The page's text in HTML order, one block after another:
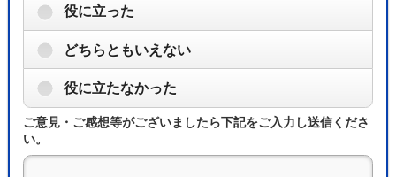
役に立った
どちらともいえない
役に立たなかった
ご意見・ご感想等がございましたら下記をご入力し送信くださ
い。